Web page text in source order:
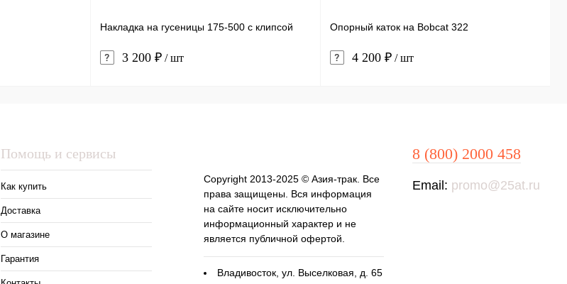
Накладка на гусеницы 175-500 с клипсой
3 200 ₽ / шт
Опорный каток на Bobcat 322
4 200 ₽ / шт
Помощь и сервисы
Как купить
Доставка
О магазине
Гарантия
Copyright 2013-2025 © Азия-трак. Все
права защищены. Вся информация
на сайте носит исключительно
информационный характер и не
является публичной офертой.
Владивосток, ул. Выселковая, д. 65
8 (800) 2000 458
Email: promo@25at.ru